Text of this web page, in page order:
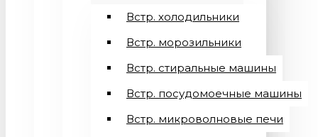
Встр. холодильники
Встр. морозильники
Встр. стиральные машины
Встр. посудомоечные машины
Встр. микроволновые печи